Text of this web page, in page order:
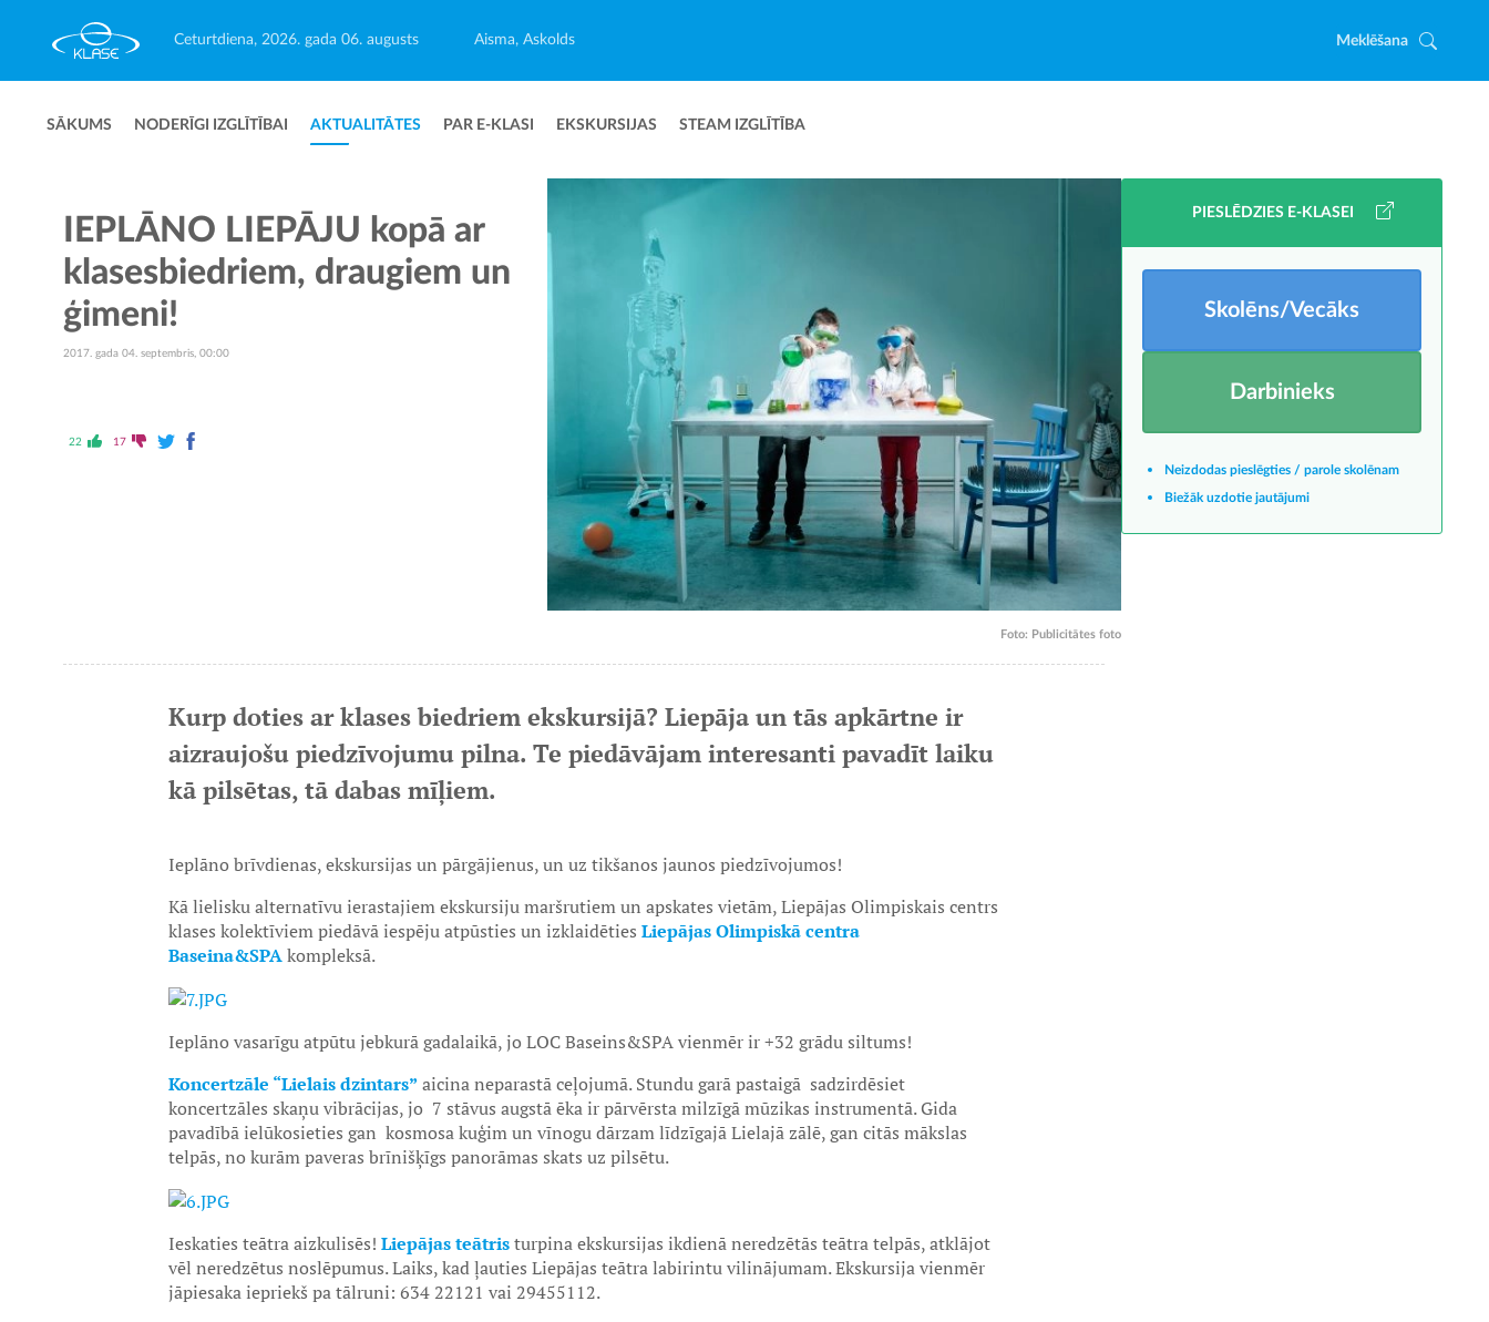
Ceturtdiena, 2026. gada 06. augusts Aisma, Askolds Meklēšana
SĀKUMS NODERĪGI IZGLĪTĪBAI AKTUALITĀTES PAR E-KLASI EKSKURSIJAS STEAM IZGLĪTĪBA
IEPLĀNO LIEPĀJU kopā ar
klasesbiedriem, draugiem un
ģimeni!
2017. gada 04. septembris, 00:00
22 17
Foto: Publicitātes foto
Kurp doties ar klases biedriem ekskursijā? Liepāja un tās apkārtne ir
aizraujošu piedzīvojumu pilna. Te piedāvājam interesanti pavadīt laiku
kā pilsētas, tā dabas mīļiem.
Ieplāno brīvdienas, ekskursijas un pārgājienus, un uz tikšanos jaunos piedzīvojumos!
Kā lielisku alternatīvu ierastajiem ekskursiju maršrutiem un apskates vietām, Liepājas Olimpiskais centrs
klases kolektīviem piedāvā iespēju atpūsties un izklaidēties Liepājas Olimpiskā centra
Baseina&SPAkompleksā.
Ieplāno vasarīgu atpūtu jebkurā gadalaikā, jo LOC Baseins&SPA vienmēr ir +32 grādu siltums!
Koncertzāle “Lielais dzintars” aicina neparastā ceļojumā. Stundu garā pastaigā sadzirdēsiet
koncertzāles skaņu vibrācijas, jo 7 stāvus augstā ēka ir pārvērsta milzīgā mūzikas instrumentā. Gida
pavadībā ielūkosieties gan kosmosa kuģim un vīnogu dārzam līdzīgajā Lielajā zālē, gan citās mākslas
telpās, no kurām paveras brīnišķīgs panorāmas skats uz pilsētu.
Ieskaties teātra aizkulisēs! Liepājas teātristurpina ekskursijas ikdienā neredzētās teātra telpās, atklājot
vēl neredzētus noslēpumus. Laiks, kad ļauties Liepājas teātra labirintu vilinājumam. Ekskursija vienmēr
jāpiesaka iepriekš pa tālruni: 634 22121 vai 29455112.
PIESLĒDZIES E-KLASEI
Skolēns/Vecāks
Darbinieks
Neizdodas pieslēgties / parole skolēnam
Biežāk uzdotie jautājumi